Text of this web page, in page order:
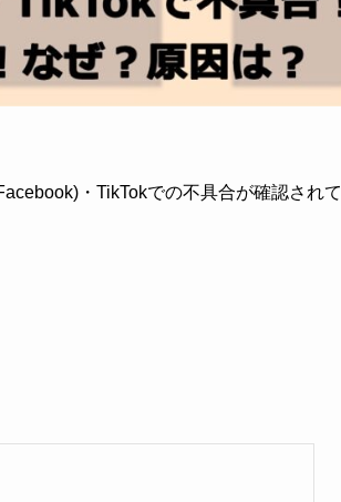
・TikTokでの不具合が確認されて